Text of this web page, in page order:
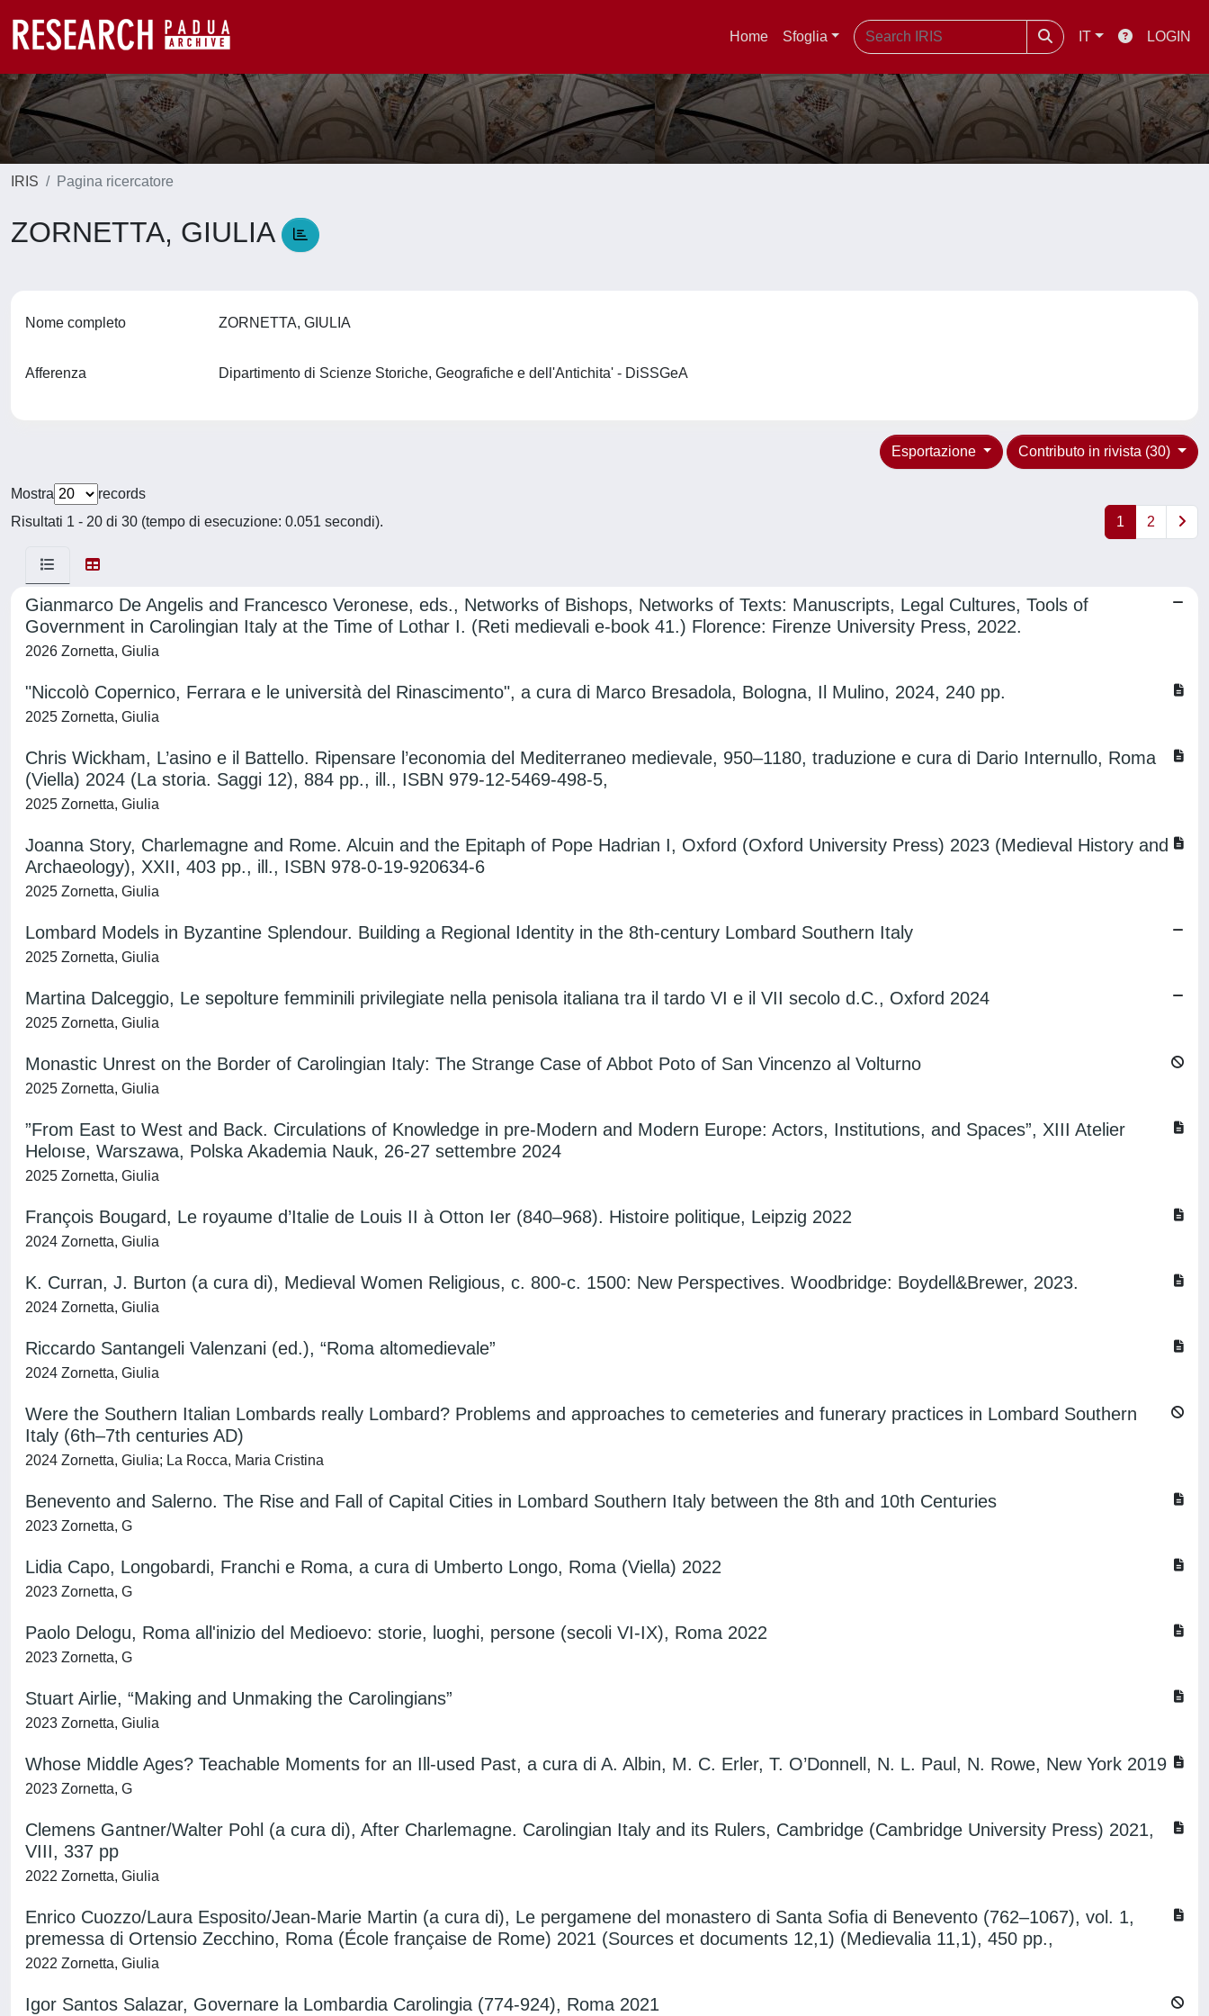
Home Sfoglia IT LOGIN
IRIS Pagina ricercatore
ZORNETTA, GIULIA
Nome completo ZORNETTA, GIULIA
Afferenza Dipartimento di Scienze Storiche, Geografiche e dell'Antichita' - DiSSGeA
Contributo in rivista (30)
Esportazione
Mostra
records
Risultati 1 - 20 di 30 (tempo di esecuzione: 0.051 secondi).
1 2
Gianmarco De Angelis and Francesco Veronese, eds., Networks of Bishops, Networks of Texts: Manuscripts, Legal Cultures, Tools of
Government in Carolingian Italy at the Time of Lothar I. (Reti medievali e-book 41.) Florence: Firenze University Press, 2022.
2026 Zornetta, Giulia
"Niccolò Copernico, Ferrara e le università del Rinascimento", a cura di Marco Bresadola, Bologna, Il Mulino, 2024, 240 pp.
2025 Zornetta, Giulia
Chris Wickham, L’asino e il Battello. Ripensare l’economia del Mediterraneo medievale, 950–1180, traduzione e cura di Dario Internullo, Roma
(Viella) 2024 (La storia. Saggi 12), 884 pp., ill., ISBN 979-12-5469-498-5,
2025 Zornetta, Giulia
Joanna Story, Charlemagne and Rome. Alcuin and the Epitaph of Pope Hadrian I, Oxford (Oxford University Press) 2023 (Medieval History and
Archaeology), XXII, 403 pp., ill., ISBN 978-0-19-920634-6
2025 Zornetta, Giulia
Lombard Models in Byzantine Splendour. Building a Regional Identity in the 8th-century Lombard Southern Italy
2025 Zornetta, Giulia
Martina Dalceggio, Le sepolture femminili privilegiate nella penisola italiana tra il tardo VI e il VII secolo d.C., Oxford 2024
2025 Zornetta, Giulia
Monastic Unrest on the Border of Carolingian Italy: The Strange Case of Abbot Poto of San Vincenzo al Volturno
2025 Zornetta, Giulia
”From East to West and Back. Circulations of Knowledge in pre-Modern and Modern Europe: Actors, Institutions, and Spaces”, XIII Atelier
Heloıse, Warszawa, Polska Akademia Nauk, 26-27 settembre 2024
2025 Zornetta, Giulia
François Bougard, Le royaume d’Italie de Louis II à Otton Ier (840–968). Histoire politique, Leipzig 2022
2024 Zornetta, Giulia
K. Curran, J. Burton (a cura di), Medieval Women Religious, c. 800-c. 1500: New Perspectives. Woodbridge: Boydell&Brewer, 2023.
2024 Zornetta, Giulia
Riccardo Santangeli Valenzani (ed.), “Roma altomedievale”
2024 Zornetta, Giulia
Were the Southern Italian Lombards really Lombard? Problems and approaches to cemeteries and funerary practices in Lombard Southern
Italy (6th–7th centuries AD)
2024 Zornetta, Giulia; La Rocca, Maria Cristina
Benevento and Salerno. The Rise and Fall of Capital Cities in Lombard Southern Italy between the 8th and 10th Centuries
2023 Zornetta, G
Lidia Capo, Longobardi, Franchi e Roma, a cura di Umberto Longo, Roma (Viella) 2022
2023 Zornetta, G
Paolo Delogu, Roma all'inizio del Medioevo: storie, luoghi, persone (secoli VI-IX), Roma 2022
2023 Zornetta, G
Stuart Airlie, “Making and Unmaking the Carolingians”
2023 Zornetta, Giulia
Whose Middle Ages? Teachable Moments for an Ill-used Past, a cura di A. Albin, M. C. Erler, T. O’Donnell, N. L. Paul, N. Rowe, New York 2019
2023 Zornetta, G
Clemens Gantner/Walter Pohl (a cura di), After Charlemagne. Carolingian Italy and its Rulers, Cambridge (Cambridge University Press) 2021,
VIII, 337 pp
2022 Zornetta, Giulia
Enrico Cuozzo/Laura Esposito/Jean-Marie Martin (a cura di), Le pergamene del monastero di Santa Sofia di Benevento (762–1067), vol. 1,
premessa di Ortensio Zecchino, Roma (École française de Rome) 2021 (Sources et documents 12,1) (Medievalia 11,1), 450 pp.,
2022 Zornetta, Giulia
Igor Santos Salazar, Governare la Lombardia Carolingia (774-924), Roma 2021